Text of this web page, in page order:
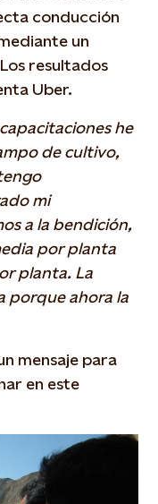
conducción
un
resultados
Uber.
he
de cultivo,
mi
a la bendición,
por planta
planta. La
porque ahora la
mensaje para
en este